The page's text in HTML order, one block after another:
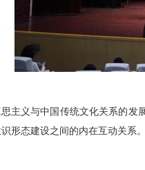
主义与中国传统文化关系的发
形态建设之间的内在互动关系。